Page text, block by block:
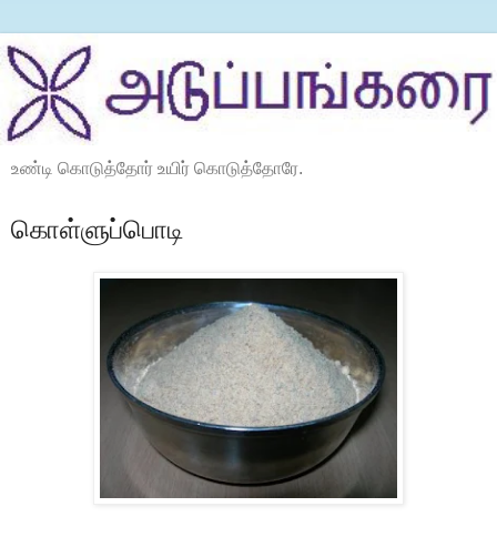
உண்டி கொடுத்தோர் உயிர் கொடுத்தோரே.
கொள்ளுப்பொடி